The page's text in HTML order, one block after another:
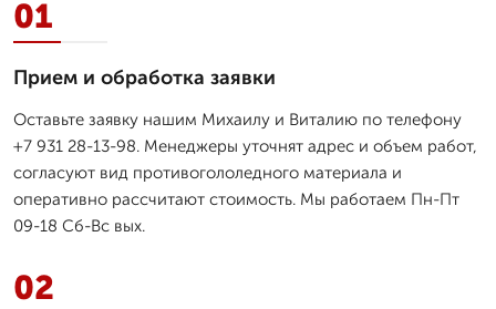
01
Прием и обработка заявки
Оставьте заявку нашим Михаилу и Виталию по телефону
+7 931 28-13-98. Менеджеры уточнят адрес и объем работ,
согласуют вид противогололедного материала и
оперативно рассчитают стоимость. Мы работаем Пн-Пт
09-18 Сб-Вс вых.
02